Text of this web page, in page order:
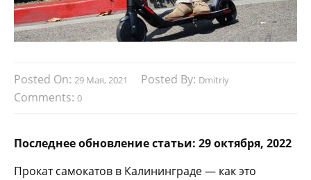
Posted On: 29 Мая, 2021 Posted By: Dmitriy
Comments: 0
Последнее обновление статьи: 29 октября, 2022
Прокат самокатов в Калининграде — как это